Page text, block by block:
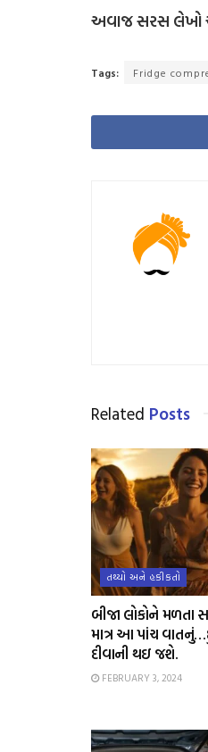
અવાજ સરસ લેખો
Tags: Fridge
Related Posts
તથ્યો અને હકીકતો
બીજા લોકોને મળતા
માત્ર આ પાંચ
દીવાની થઇ જશે.
FEBRUARY 3, 2024